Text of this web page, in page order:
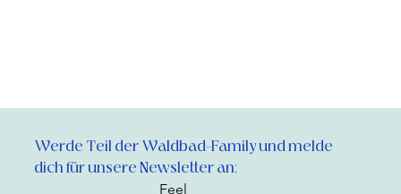
Werde Teil der Waldbad-Family und melde
dich für unsere Newsletter an:
Feel